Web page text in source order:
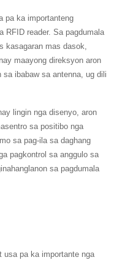
pa ka importanteng
RFID reader. Sa pagdumala
kasagaran mas dasok,
maayong direksyon aron
sa ibabaw sa antenna, ug dili
lingin nga disenyo, aron
sa positibo nga
sa pag-ila sa daghang
pagkontrol sa anggulo sa
sa pagdumala
usa pa ka importante nga